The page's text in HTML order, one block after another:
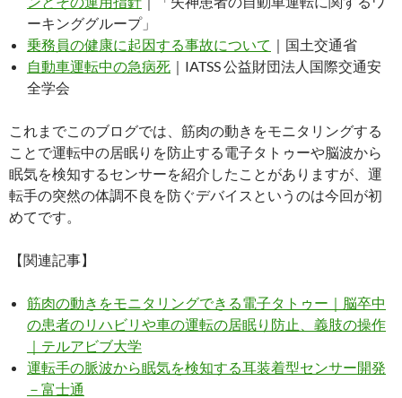
ーキンググループ」
乗務員の健康に起因する事故について ｜国土交通省
自動車運転中の急病死 ｜IATSS 公益財団法人国際交通安
全学会
これまでこのブログでは、筋肉の動きをモニタリングする
ことで運転中の居眠りを防止する電子タトゥーや脳波から
眠気を検知するセンサーを紹介したことがありますが、運
転手の突然の体調不良を防ぐデバイスというのは今回が初
めてです。
【関連記事】
筋肉の動きをモニタリングできる電子タトゥー｜脳卒中
の患者のリハビリや車の運転の居眠り防止、義肢の操作
｜テルアビブ大学
運転手の脈波から眠気を検知する耳装着型センサー開発
－富士通